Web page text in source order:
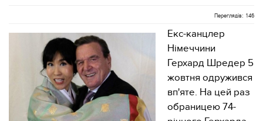
Переглядів: 146
Екс-канцлер
Німеччини
Герхард Шредер 5
жовтня одружився
вп'яте. На цей раз
обраницею 74-